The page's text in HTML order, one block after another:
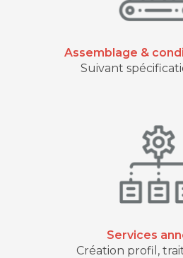
Assemblage &
Suivant
Services
Création profil,